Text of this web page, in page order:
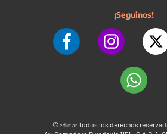
¡Seguinos!
©educ.arTodos los derechos